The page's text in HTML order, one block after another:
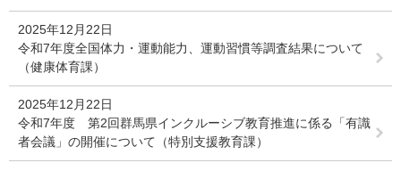
2025年12月22日
令和7年度全国体力・運動能力、運動習慣等調査結果について
（健康体育課）
2025年12月22日
令和7年度 第2回群馬県インクルーシブ教育推進に係る「有識
者会議」の開催について（特別支援教育課）